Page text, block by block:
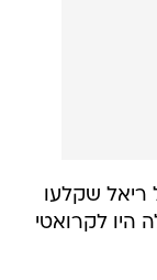
ריאל שקלעו
של נקודות, 16 כאלה היו לקרואטי